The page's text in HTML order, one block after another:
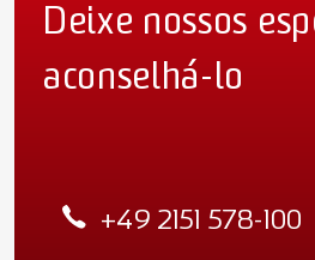
Deixe nossos
aconselhá-lo
+49 2151 578-100